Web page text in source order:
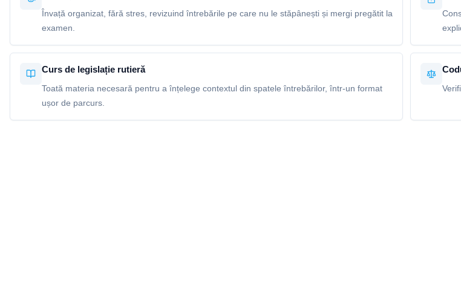
Învață organizat, fără stres, revizuind întrebările pe care nu le stăpânești și mergi pregătit la
examen.
Curs de legislație rutieră
Toată materia necesară pentru a înțelege contextul din spatele întrebărilor, într-un format
ușor de parcurs.